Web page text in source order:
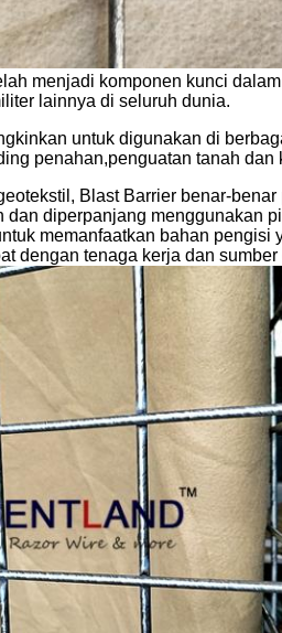
menjadi komponen kunci
lainnya di seluruh dunia.
untuk digunakan di
penahan,penguatan tanah dan
Blast Barrier benar-
dan diperpanjang menggunakan
memanfaatkan bahan pengisi
dengan tenaga kerja dan